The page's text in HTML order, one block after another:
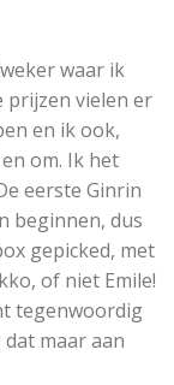
waar ik
prijzen vielen er
en ik ook,
om. Ik het
eerste Ginrin
beginnen, dus
gepicked, met
of niet Emile!
tegenwoordig
maar aan